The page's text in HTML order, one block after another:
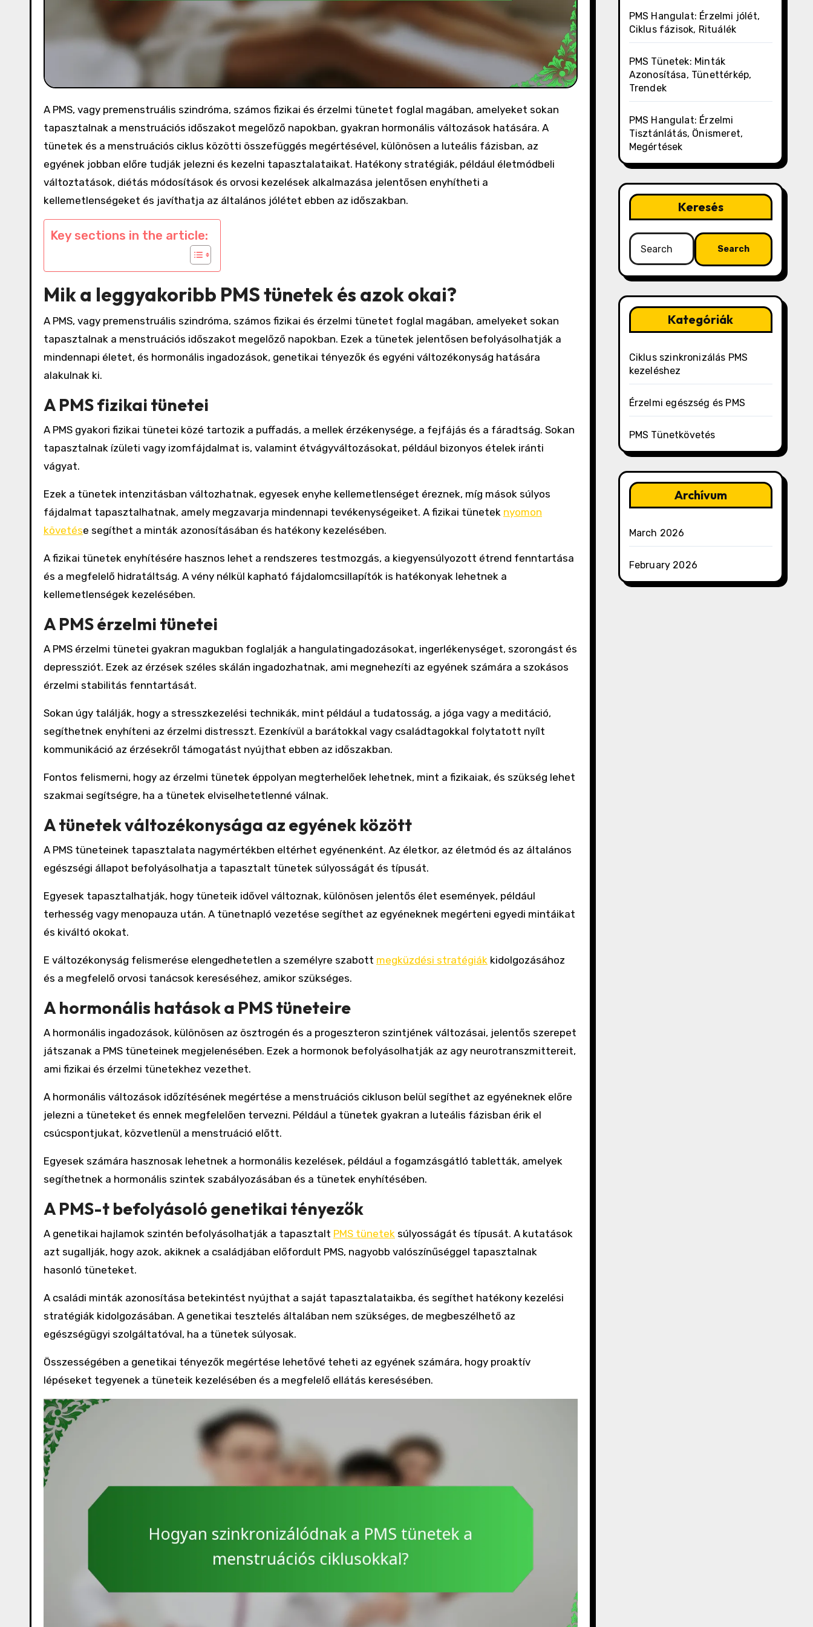
A PMS, vagy premenstruális szindróma, számos fizikai és érzelmi tünetet foglal magában, amelyeket sokan
tapasztalnak a menstruációs időszakot megelőző napokban, gyakran hormonális változások hatására. A
tünetek és a menstruációs ciklus közötti összefüggés megértésével, különösen a luteális fázisban, az
egyének jobban előre tudják jelezni és kezelni tapasztalataikat. Hatékony stratégiák, például életmódbeli
változtatások, diétás módosítások és orvosi kezelések alkalmazása jelentősen enyhítheti a
kellemetlenségeket és javíthatja az általános jólétet ebben az időszakban.
Key sections in the article:
Mik a leggyakoribb PMS tünetek és azok okai?
A PMS, vagy premenstruális szindróma, számos fizikai és érzelmi tünetet foglal magában, amelyeket sokan
tapasztalnak a menstruációs időszakot megelőző napokban. Ezek a tünetek jelentősen befolyásolhatják a
mindennapi életet, és hormonális ingadozások, genetikai tényezők és egyéni változékonyság hatására
alakulnak ki.
A PMS fizikai tünetei
A PMS gyakori fizikai tünetei közé tartozik a puffadás, a mellek érzékenysége, a fejfájás és a fáradtság. Sokan
tapasztalnak ízületi vagy izomfájdalmat is, valamint étvágyváltozásokat, például bizonyos ételek iránti
vágyat.
Ezek a tünetek intenzitásban változhatnak, egyesek enyhe kellemetlenséget éreznek, míg mások súlyos
fájdalmat tapasztalhatnak, amely megzavarja mindennapi tevékenységeiket. A fizikai tünetek nyomon
követése segíthet a minták azonosításában és hatékony kezelésében.
A fizikai tünetek enyhítésére hasznos lehet a rendszeres testmozgás, a kiegyensúlyozott étrend fenntartása
és a megfelelő hidratáltság. A vény nélkül kapható fájdalomcsillapítók is hatékonyak lehetnek a
kellemetlenségek kezelésében.
A PMS érzelmi tünetei
A PMS érzelmi tünetei gyakran magukban foglalják a hangulatingadozásokat, ingerlékenységet, szorongást és
depressziót. Ezek az érzések széles skálán ingadozhatnak, ami megnehezíti az egyének számára a szokásos
érzelmi stabilitás fenntartását.
Sokan úgy találják, hogy a stresszkezelési technikák, mint például a tudatosság, a jóga vagy a meditáció,
segíthetnek enyhíteni az érzelmi distresszt. Ezenkívül a barátokkal vagy családtagokkal folytatott nyílt
kommunikáció az érzésekről támogatást nyújthat ebben az időszakban.
Fontos felismerni, hogy az érzelmi tünetek éppolyan megterhelőek lehetnek, mint a fizikaiak, és szükség lehet
szakmai segítségre, ha a tünetek elviselhetetlenné válnak.
A tünetek változékonysága az egyének között
A PMS tüneteinek tapasztalata nagymértékben eltérhet egyénenként. Az életkor, az életmód és az általános
egészségi állapot befolyásolhatja a tapasztalt tünetek súlyosságát és típusát.
Egyesek tapasztalhatják, hogy tüneteik idővel változnak, különösen jelentős élet események, például
terhesség vagy menopauza után. A tünetnapló vezetése segíthet az egyéneknek megérteni egyedi mintáikat
és kiváltó okokat.
E változékonyság felismerése elengedhetetlen a személyre szabott megküzdési stratégiák kidolgozásához
és a megfelelő orvosi tanácsok kereséséhez, amikor szükséges.
A hormonális hatások a PMS tüneteire
A hormonális ingadozások, különösen az ösztrogén és a progeszteron szintjének változásai, jelentős szerepet
játszanak a PMS tüneteinek megjelenésében. Ezek a hormonok befolyásolhatják az agy neurotranszmittereit,
ami fizikai és érzelmi tünetekhez vezethet.
A hormonális változások időzítésének megértése a menstruációs cikluson belül segíthet az egyéneknek előre
jelezni a tüneteket és ennek megfelelően tervezni. Például a tünetek gyakran a luteális fázisban érik el
csúcspontjukat, közvetlenül a menstruáció előtt.
Egyesek számára hasznosak lehetnek a hormonális kezelések, például a fogamzásgátló tabletták, amelyek
segíthetnek a hormonális szintek szabályozásában és a tünetek enyhítésében.
A PMS-t befolyásoló genetikai tényezők
A genetikai hajlamok szintén befolyásolhatják a tapasztalt PMS tünetek súlyosságát és típusát. A kutatások
azt sugallják, hogy azok, akiknek a családjában előfordult PMS, nagyobb valószínűséggel tapasztalnak
hasonló tüneteket.
A családi minták azonosítása betekintést nyújthat a saját tapasztalataikba, és segíthet hatékony kezelési
stratégiák kidolgozásában. A genetikai tesztelés általában nem szükséges, de megbeszélhető az
egészségügyi szolgáltatóval, ha a tünetek súlyosak.
Összességében a genetikai tényezők megértése lehetővé teheti az egyének számára, hogy proaktív
lépéseket tegyenek a tüneteik kezelésében és a megfelelő ellátás keresésében.
PMS Hangulat: Érzelmi jólét,
Ciklus fázisok, Rituálék
PMS Tünetek: Minták
Azonosítása, Tünettérkép,
Trendek
PMS Hangulat: Érzelmi
Tisztánlátás, Önismeret,
Megértések
Keresés
Search
for:
Kategóriák
Ciklus szinkronizálás PMS
kezeléshez
Érzelmi egészség és PMS
PMS Tünetkövetés
Archívum
March 2026
February 2026